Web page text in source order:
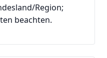
Region;
beachten.